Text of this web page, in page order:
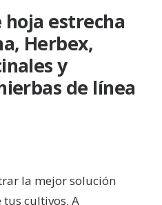
hoja estrecha
Herbex,
y
de línea
la mejor solución
cultivos. A